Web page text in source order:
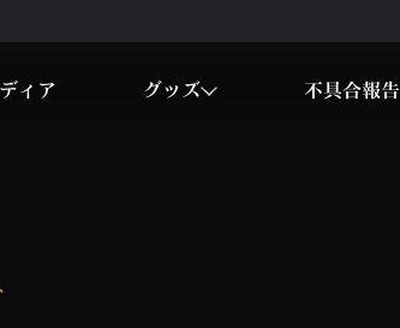
ィア グッズ 不具合報告